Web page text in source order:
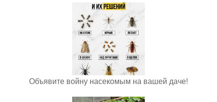
Объявите войну насекомым на вашей даче!